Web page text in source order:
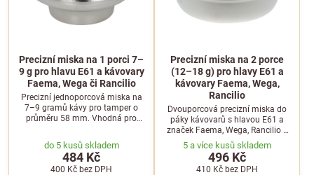
Precizní miska na 1 porci 7–
9 g pro hlavu E61 a kávovary
Faema, Wega či Rancilio
Precizní jednoporcová miska na
7–9 gramů kávy pro tamper o
průměru 58 mm. Vhodná pro
Wega, Rancilio a další.
do 5 kusů skladem
484 Kč
400 Kč bez DPH
Precizní miska na 2 porce
(12–18 g) pro hlavy E61 a
kávovary Faema, Wega,
Rancilio
Dvouporcová precizní miska do
páky kávovarů s hlavou E61 a
značek Faema, Wega, Rancilio a
dalších. Určena pro 12 až 18
gramů kávy a tamper o průměru
58 mm.
5 a více kusů skladem
496 Kč
410 Kč bez DPH